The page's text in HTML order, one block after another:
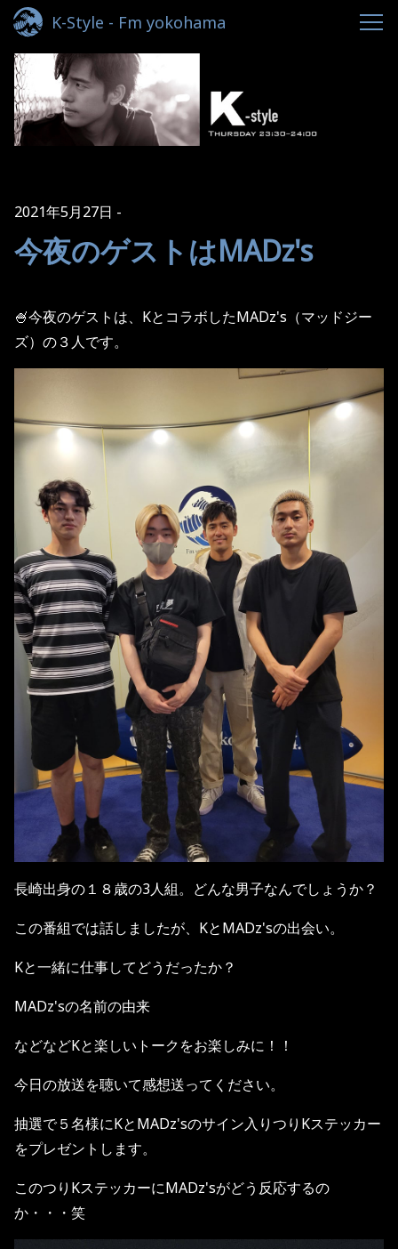
K-Style - Fm yokohama
2021年5月27日
今夜のゲストはMADz's
🍧今夜のゲストは、KとコラボしたMADz's（マッドジー
ズ）の３人です。
長崎出身の１８歳の3人組。どんな男子なんでしょうか？
この番組では話しましたが、KとMADz'sの出会い。
Kと一緒に仕事してどうだったか？
MADz'sの名前の由来
などなどKと楽しいトークをお楽しみに！！
今日の放送を聴いて感想送ってください。
抽選で５名様にKとMADz'sのサイン入りつりKステッカー
をプレゼントします。
このつりKステッカーにMADz'sがどう反応するの
か・・・笑